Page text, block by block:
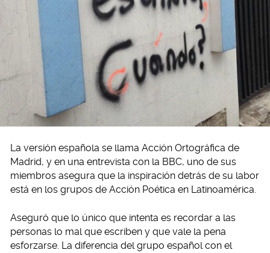
La versión española se llama Acción Ortográfica de
Madrid, y en una entrevista con la BBC, uno de sus
miembros asegura que la inspiración detrás de su labor
está en los grupos de Acción Poética en Latinoamérica.
Aseguró que lo único que intenta es recordar a las
personas lo mal que escriben y que vale la pena
esforzarse. La diferencia del grupo español con el